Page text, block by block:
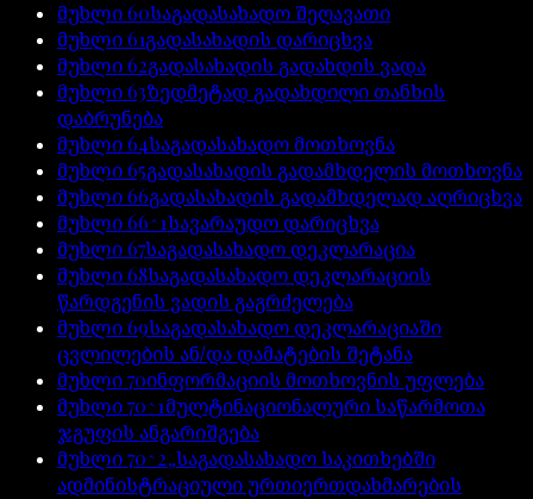
მუხლი 60საგადასახადო შეღავათი
მუხლი 61გადასახადის დარიცხვა
მუხლი 62გადასახადის გადახდის ვადა
მუხლი 63ზედმეტად გადახდილი თანხის
დაბრუნება
მუხლი 64საგადასახადო მოთხოვნა
მუხლი 65გადასახადის გადამხდელის მოთხოვნა
მუხლი 66გადასახადის გადამხდელად აღრიცხვა
მუხლი 66^1სავარაუდო დარიცხვა
მუხლი 67საგადასახადო დეკლარაცია
მუხლი 68საგადასახადო დეკლარაციის
წარდგენის ვადის გაგრძელება
მუხლი 69საგადასახადო დეკლარაციაში
ცვლილების ან/და დამატების შეტანა
მუხლი70ინფორმაციის მოთხოვნის უფლება
მუხლი70^1მულტინაციონალური საწარმოთა
ჯგუფის ანგარიშგება
მუხლი70^2„საგადასახადო საკითხებში
ადმინისტრაციული ურთიერთდახმარების